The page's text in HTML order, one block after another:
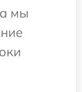
мы